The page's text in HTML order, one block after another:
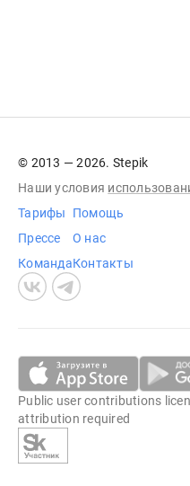
© 2013 — 2026. Stepik
Наши условия
Тарифы
Прессе
Команда
Помощь
О нас
Контакты
Public user contributions
attribution required